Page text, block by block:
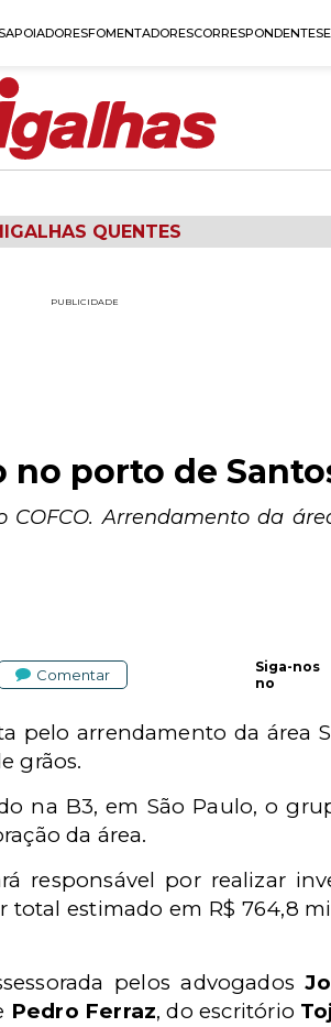
APOIADORESFOMENTADORESCORRESPONDENTES
QUENTES
PUBLICIDADE
no porto de
Arrendamento da
Comentar
Siga-nos
no
pelo arrendamento da área
grãos.
na B3, em São Paulo, o
da área.
responsável por realizar
estimado em R$ 764,8
pelos advogados
Pedro Ferraz, do escritório